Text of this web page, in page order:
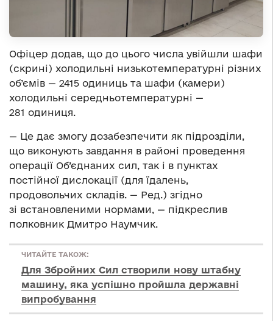
Офіцер додав, що до цього числа увійшли шафи
(скрині) холодильні низькотемпературні різних
об’ємів — 2415 одиниць та шафи (камери)
холодильні середньотемпературні —
281 одиниця.
— Це дає змогу дозабезпечити як підрозділи,
що виконують завдання в районі проведення
операції Об’єднаних сил, так і в пунктах
постійної дислокації (для їдалень,
продовольчих складів. — Ред.) згідно
зі встановленими нормами, — підкреслив
полковник Дмитро Наумчик.
ЧИТАЙТЕ ТАКОЖ:
Для Збройних Сил створили нову штабну
машину, яка успішно пройшла державні
випробування